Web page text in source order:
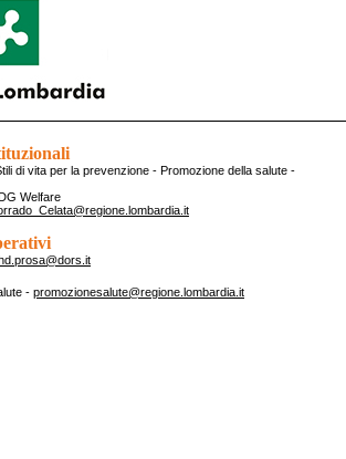
di vita per la prevenzione - Promozione della salute -
Welfare
- promozionesalute@regione.lombardia.it